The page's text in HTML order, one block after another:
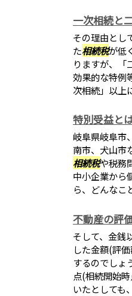
一次相続と
その理由とし
た相続税が低
りますが、「
効果的な特例
次相続」以上
特別受益と
岐阜県岐阜市
南市、犬山市
相続税や税務
中小企業から
ら、どんなこ
不動産の評
そして、金銭
した金額(評
するのでしょ
点(相続開始時
いたとしても